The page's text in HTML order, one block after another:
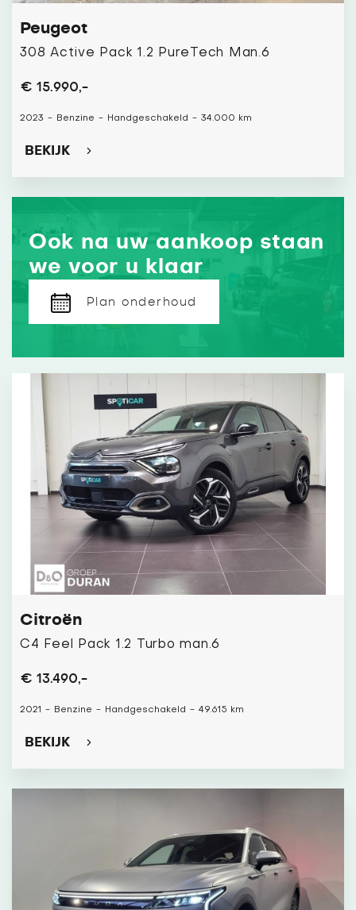
Peugeot
308 Active Pack 1.2 PureTech Man.6
€ 15.990,-
2023 - Benzine - Handgeschakeld - 34.000 km
BEKIJK
Ook na uw aankoop staan
we voor u klaar
Plan onderhoud
Citroën
C4 Feel Pack 1.2 Turbo man.6
€ 13.490,-
2021 - Benzine - Handgeschakeld - 49.615 km
BEKIJK